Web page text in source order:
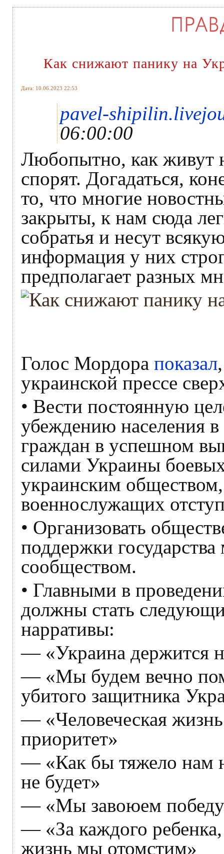
Как снижают панику на
Дата: 10.06.2023 22:53
pavel-
06:00:00
Любопытно, как живут
спорят. Догадаться,
то, что многие
закрыты, к нам сюда
собратья и несут
информация у них
предполагает разных
Голос Мордора показал
украинской прессе
• Вести постоянную
убеждению населения
граждан в успешном
силами Украины
украинским
военнослужащих
• Организовать
поддержки
сообществом.
• Главными в
должны стать
нарративы:
— «Украина держится
— «Мы будем вечно
убитого защитника
— «Человеческая
приоритет»
— «Как бы тяжело нам
не будет»
— «Мы завоюем
— «За каждого
жизнь мы отомстим»